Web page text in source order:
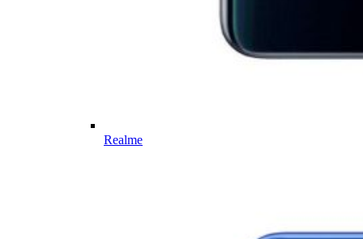
Realme